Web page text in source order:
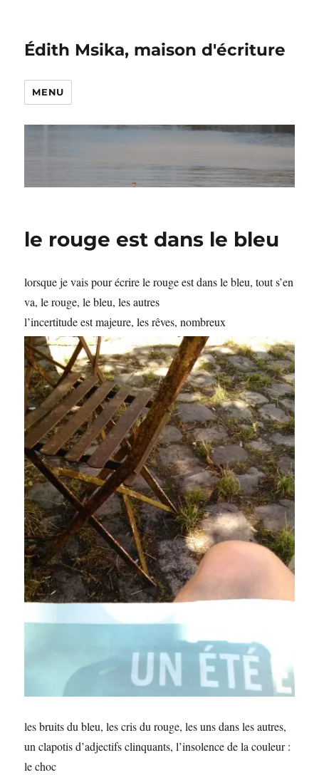
Édith Msika, maison d'écriture
MENU
le rouge est dans le bleu
lorsque je vais pour écrire le rouge est dans le bleu, tout s’en
va, le rouge, le bleu, les autres
l’incertitude est majeure, les rêves, nombreux
les bruits du bleu, les cris du rouge, les uns dans les autres,
un clapotis d’adjectifs clinquants, l’insolence de la couleur :
le choc